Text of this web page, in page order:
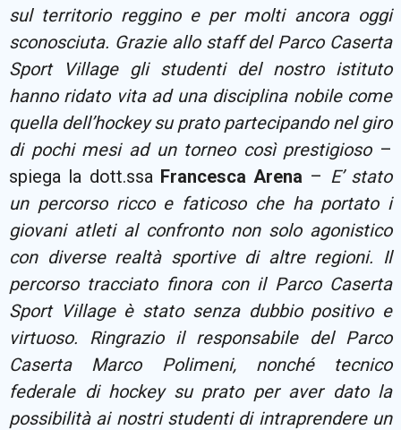
sul territorio reggino e per molti ancora oggi
sconosciuta. Grazie allo staff del Parco Caserta
Sport Village gli studenti del nostro istituto
hanno ridato vita ad una disciplina nobile come
quella dell’hockey su prato partecipando nel giro
di pochi mesi ad un torneo così prestigioso–
spiega la dott.ssa Francesca Arena – E’ stato
un percorso ricco e faticoso che ha portato i
giovani atleti al confronto non solo agonistico
con diverse realtà sportive di altre regioni. Il
percorso tracciato finora con il Parco Caserta
Sport Village è stato senza dubbio positivo e
virtuoso. Ringrazio il responsabile del Parco
Caserta Marco Polimeni, nonché tecnico
federale di hockey su prato per aver dato la
possibilità ai nostri studenti di intraprendere un